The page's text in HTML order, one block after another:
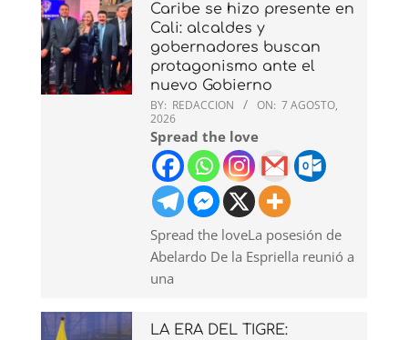
Caribe se hizo presente en
Cali: alcaldes y
gobernadores buscan
protagonismo ante el
nuevo Gobierno
BY: REDACCION ON: 7 AGOSTO,
2026
Spread the love
Spread the loveLa posesión de
Abelardo De la Espriella reunió a
una
LA ERA DEL TIGRE: